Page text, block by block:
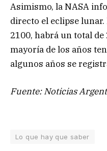
Asimismo, la NASA
directo el eclipse
2100, habrá un total
mayoría de los años
algunos años se
Fuente: Noticias
Lo que hay que saber